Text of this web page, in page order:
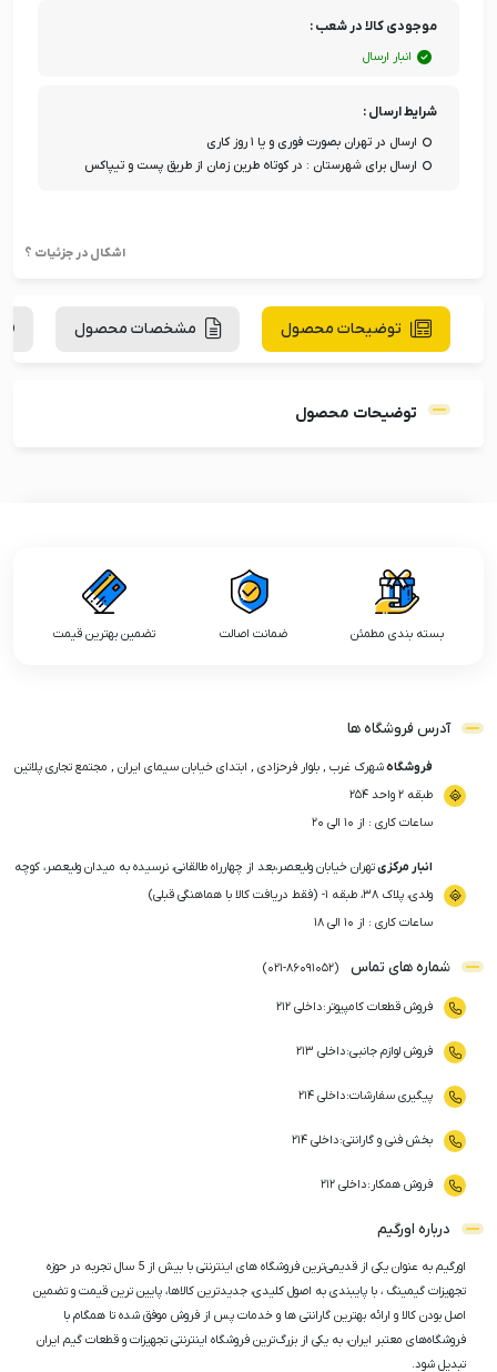
موجودی کالا در شعب :
انبار ارسال
شرایط ارسال :
ارسال در تهران بصورت فوری و یا ۱ روز کاری
ارسال برای شهرستان : در کوتاه طرین زمان از طریق پست و تیپاکس
اشکال در جزئیات ؟
توضیحات محصول مشخصات محصول
توضیحات محصول
بسته بندی مطمئن ضمانت اصالت تضمین بهترین قیمت
آدرس فروشگاه ها
فروشگاهشهرک غرب , بلوار فرحزادی , ابتدای خیابان سیمای ایران , مجتمع تجاری پلاتین
طبقه ۲ واحد ۲۵۴
ساعات کاری : از ۱۰ الی ۲۰
انبار مرکزیتهران خیابان ولیعصر،بعد از چهارراه طالقانی، نرسیده به میدان ولیعصر، کوچه
ولدی، پلاک ۳۸، طبقه ۱- (فقط دریافت کالا با هماهنگی قبلی)
ساعات کاری : از ۱۰ الی ۱۸
شماره های تماس (
021-86091052
)
فروش قطعات کامپیوتر :داخلی ۲۱۲
فروش لوازم جانبی:داخلی ۲۱۳
پیگیری سفارشات:داخلی ۲۱۴
بخش فنی و گارانتی:داخلی ۲۱۴
فروش همکار :داخلی ۲۱۲
درباره اورگیم
اورگیم به عنوان یکی از قدیمی‌ترین فروشگاه های اینترنتی با بیش از 5 سال تجربه در حوزه
تجهیزات گیمینگ ، با پایبندی به اصول کلیدی، جدیدترین کالاها، پایین ترین قیمت و تضمین
اصل‌ بودن کالا و ارائه بهترین گارانتی ها و خدمات پس از فروش موفق شده تا همگام با
فروشگاه‌های معتبر ایران، به یکی از بزرگ‌ترین فروشگاه اینترنتی تجهیزات و قطعات گیم ایران
تبدیل شود.